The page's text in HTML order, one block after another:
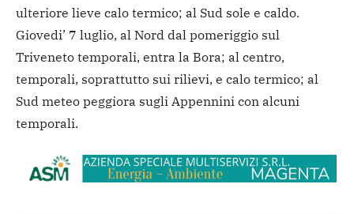
ulteriore lieve calo termico; al Sud sole e caldo.
Giovedi’ 7 luglio, al Nord dal pomeriggio sul
Triveneto temporali, entra la Bora; al centro,
temporali, soprattutto sui rilievi, e calo termico; al
Sud meteo peggiora sugli Appennini con alcuni
temporali.